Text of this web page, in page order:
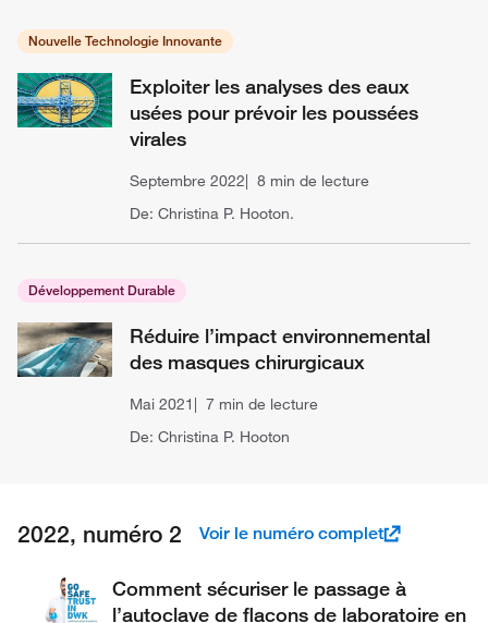
Nouvelle Technologie Innovante
Exploiter les analyses des eaux
usées pour prévoir les poussées
virales
Septembre 2022
8 min de lecture
De: Christina P. Hooton.
Développement Durable
Réduire l’impact environnemental
des masques chirurgicaux
Mai 2021
7 min de lecture
De: Christina P. Hooton
2022, numéro 2 Voir le numéro complet
Comment sécuriser le passage à
l’autoclave de flacons de laboratoire en